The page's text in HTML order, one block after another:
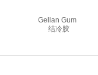
Gellan Gum
结冷胶